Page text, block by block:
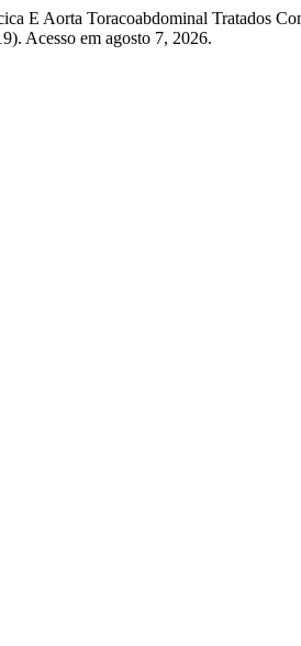
E Aorta Toracoabdominal Tratados
Acesso em agosto 7, 2026.